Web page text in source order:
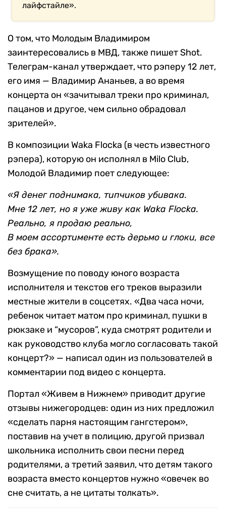
лайфстайле».
О том, что Молодым Владимиром
заинтересовались в МВД, также пишет Shot.
Телеграм-канал утверждает, что рэперу 12 лет,
его имя — Владимир Ананьев, а во время
концерта он «зачитывал треки про криминал,
пацанов и другое, чем сильно обрадовал
зрителей».
В композиции Waka Flocka (в честь известного
рэпера), которую он исполнял в Milo Club,
Молодой Владимир поет следующее:
«Я денег поднимака, типчиков убивака.
Мне 12 лет, но я уже живу как Waka Flocka.
Реально, я продаю реально,
В моем ассортименте есть дерьмо и глоки, все
без брака».
Возмущение по поводу юного возраста
исполнителя и текстов его треков выразили
местные жители в соцсетях. «Два часа ночи,
ребенок читает матом про криминал, пушки в
рюкзаке и “мусоров”, куда смотрят родители и
как руководство клуба могло согласовать такой
концерт?» — написал один из пользователей в
комментарии под видео с концерта.
Портал «Живем в Нижнем» приводит другие
отзывы нижегородцев: один из них предложил
«сделать парня настоящим гангстером»,
поставив на учет в полицию, другой призвал
школьника исполнить свои песни перед
родителями, а третий заявил, что детям такого
возраста вместо концертов нужно «овечек во
сне считать, а не цитаты толкать».